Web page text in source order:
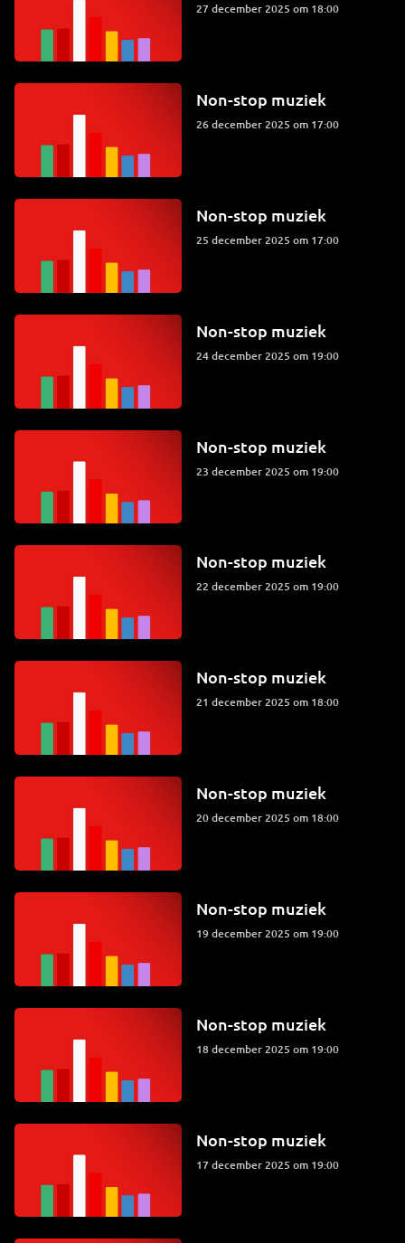
27 december 2025 om 18:00
Non-stop muziek
26 december 2025 om 17:00
Non-stop muziek
25 december 2025 om 17:00
Non-stop muziek
24 december 2025 om 19:00
Non-stop muziek
23 december 2025 om 19:00
Non-stop muziek
22 december 2025 om 19:00
Non-stop muziek
21 december 2025 om 18:00
Non-stop muziek
20 december 2025 om 18:00
Non-stop muziek
19 december 2025 om 19:00
Non-stop muziek
18 december 2025 om 19:00
Non-stop muziek
17 december 2025 om 19:00